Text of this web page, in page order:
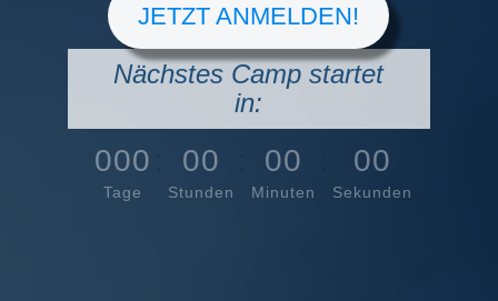
Nächstes Camp startet
in:
000 00 00 00
JETZT ANMELDEN!